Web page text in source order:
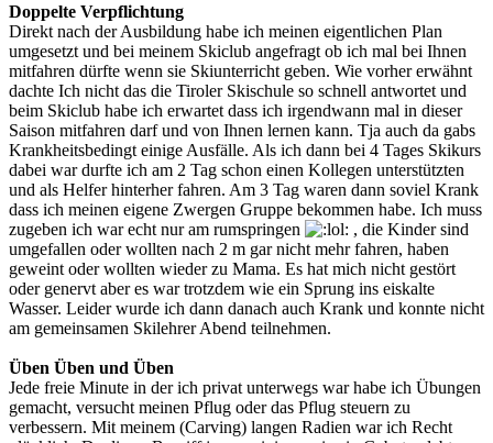
Doppelte Verpflichtung
Direkt nach der Ausbildung habe ich meinen eigentlichen Plan
umgesetzt und bei meinem Skiclub angefragt ob ich mal bei Ihnen
mitfahren dürfte wenn sie Skiunterricht geben. Wie vorher erwähnt
dachte Ich nicht das die Tiroler Skischule so schnell antwortet und
beim Skiclub habe ich erwartet dass ich irgendwann mal in dieser
Saison mitfahren darf und von Ihnen lernen kann. Tja auch da gabs
Krankheitsbedingt einige Ausfälle. Als ich dann bei 4 Tages Skikurs
dabei war durfte ich am 2 Tag schon einen Kollegen unterstützten
und als Helfer hinterher fahren. Am 3 Tag waren dann soviel Krank
dass ich meinen eigene Zwergen Gruppe bekommen habe. Ich muss
zugeben ich war echt nur am rumspringen
, die Kinder sind
umgefallen oder wollten nach 2 m gar nicht mehr fahren, haben
geweint oder wollten wieder zu Mama. Es hat mich nicht gestört
oder genervt aber es war trotzdem wie ein Sprung ins eiskalte
Wasser. Leider wurde ich dann danach auch Krank und konnte nicht
am gemeinsamen Skilehrer Abend teilnehmen.
Üben Üben und Üben
Jede freie Minute in der ich privat unterwegs war habe ich Übungen
gemacht, versucht meinen Pflug oder das Pflug steuern zu
verbessern. Mit meinem (Carving) langen Radien war ich Recht